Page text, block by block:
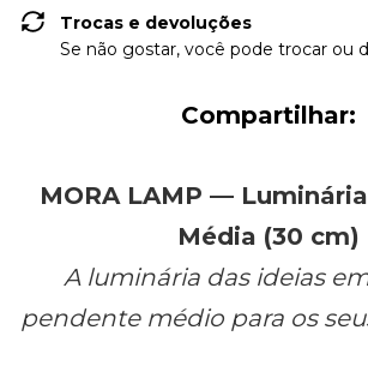
Trocas e devoluções
Se não gostar, você pode trocar ou
Compartilhar:
MORA LAMP —
Média (30 cm)
A luminária das ideias
pendente médio para os